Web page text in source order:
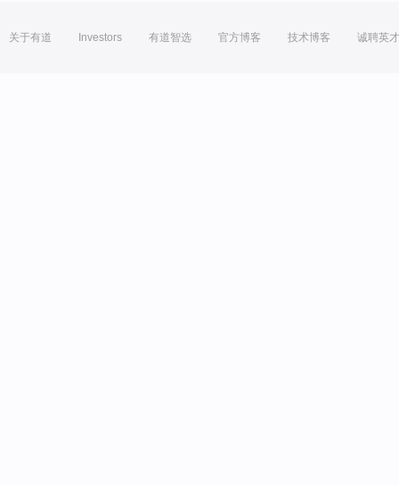
关于有道 Investors 有道智选 官方博客 技术博客 诚聘英才